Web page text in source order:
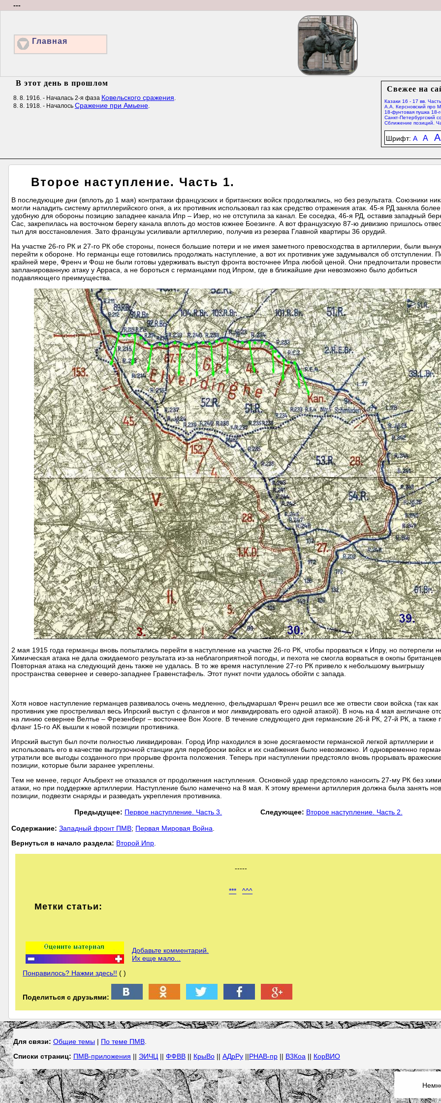
---
Главная
Свежее на
Казаки 16 - 17 вв.
А.А. Керсновский про
18-фунтовая пушка 18-
Санкт-Петербургский
Сближение позиций.
Шрифт:A A A
В этот день в прошлом
8. 8. 1916. - Началась 2-я фаза Ковельского сражения.
8. 8. 1918. - Началось Сражение при Амьене.
Второе наступление. Часть 1.
В последующие дни (вплоть до 1 мая) контратаки французских и британских войск продолжались, но без результата. Союзники
могли наладить систему артиллерийского огня, а их противник использовал газ как средство отражения атак. 45-я РД заняла более
удобную для обороны позицию западнее канала Ипр – Изер, но не отступила за канал. Ее соседка, 46-я РД, оставив западный
Сас, закрепилась на восточном берегу канала вплоть до мостов южнее Боезинге. А вот французскую 87-ю дивизию пришлось
тыл для восстановления. Зато французы усиливали артиллерию, получив из резерва Главной квартиры 36 орудий.
На участке 26-го РК и 27-го РК обе стороны, понеся большие потери и не имея заметного превосходства в артиллерии, были
перейти к обороне. Но германцы еще готовились продолжать наступление, а вот их противник уже задумывался об отступлении.
крайней мере, Френч и Фош не были готовы удерживать выступ фронта восточнее Ипра любой ценой. Они предпочитали провести
запланированную атаку у Арраса, а не бороться с германцами под Ипром, где в ближайшие дни невозможно было добиться
подавляющего преимущества.
2 мая 1915 года германцы вновь попытались перейти в наступление на участке 26-го РК, чтобы прорваться к Ипру, но потерпели
Химическая атака не дала ожидаемого результата из-за неблагоприятной погоды, и пехота не смогла ворваться в окопы британцев.
Повторная атака на следующий день также не удалась. В то же время наступление 27-го РК привело к небольшому выигрышу
пространства севернее и северо-западнее Гравенстафель. Этот пункт почти удалось обойти с запада.
Хотя новое наступление германцев развивалось очень медленно, фельдмаршал Френч решил все же отвести свои войска (так как
противник уже простреливал весь Ипрский выступ с флангов и мог ликвидировать его одной атакой). В ночь на 4 мая англичане
на линию севернее Велтье – Фрезенберг – восточнее Вон Хооге. В течение следующего дня германские 26-й РК, 27-й РК, а также
фланг 15-го АК вышли к новой позиции противника.
Ипрский выступ был почти полностью ликвидирован. Город Ипр находился в зоне досягаемости германской легкой артиллерии и
использовать его в качестве выгрузочной станции для переброски войск и их снабжения было невозможно. И одновременно
утратили все выгоды созданного при прорыве фронта положения. Теперь при наступлении предстояло вновь прорывать
позиции, которые были заранее укреплены.
Тем не менее, герцог Альбрехт не отказался от продолжения наступления. Основной удар предстояло наносить 27-му РК без
атаки, но при поддержке артиллерии. Наступление было намечено на 8 мая. К этому времени артиллерия должна была занять
позиции, подвезти снаряды и разведать укрепления противника.
Предыдущее: Первое наступление. Часть 3. Следующее: Второе наступление. Часть 2.
Cодержание: Западный фронт ПМВ; Первая Мировая Война
Вернуться в начало раздела: Второй Ипр
-----
*** ^^^
Метки статьи:
Добавьте комментарий.
Их еще мало...
Понравилось? Нажми здесь!! ( )
Поделиться с друзьями:
Для связи: Общие темы | По теме ПМВ.
Списки страниц: ПМВ-приложения || ЭИЧЦ || ФФВВ|| КрыВо|| АДрРу||РНАВ-пр|| В3Коа || КорВИО